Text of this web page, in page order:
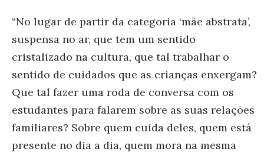
“No lugar de partir da categoria ‘mãe abstrata’,
suspensa no ar, que tem um sentido
cristalizado na cultura, que tal trabalhar o
sentido de cuidados que as crianças enxergam?
Que tal fazer uma roda de conversa com os
estudantes para falarem sobre as suas relações
familiares? Sobre quem cuida deles, quem está
presente no dia a dia, quem mora na mesma